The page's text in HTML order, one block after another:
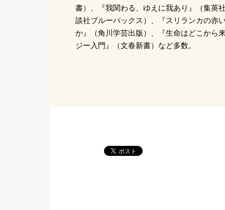
書）、『我関わる、ゆえに我あり』（集英
談社ブルーバックス）、『スリランカの赤
か』（角川学芸出版）、『生命はどこから
ジー入門』（文春新書）など多数。